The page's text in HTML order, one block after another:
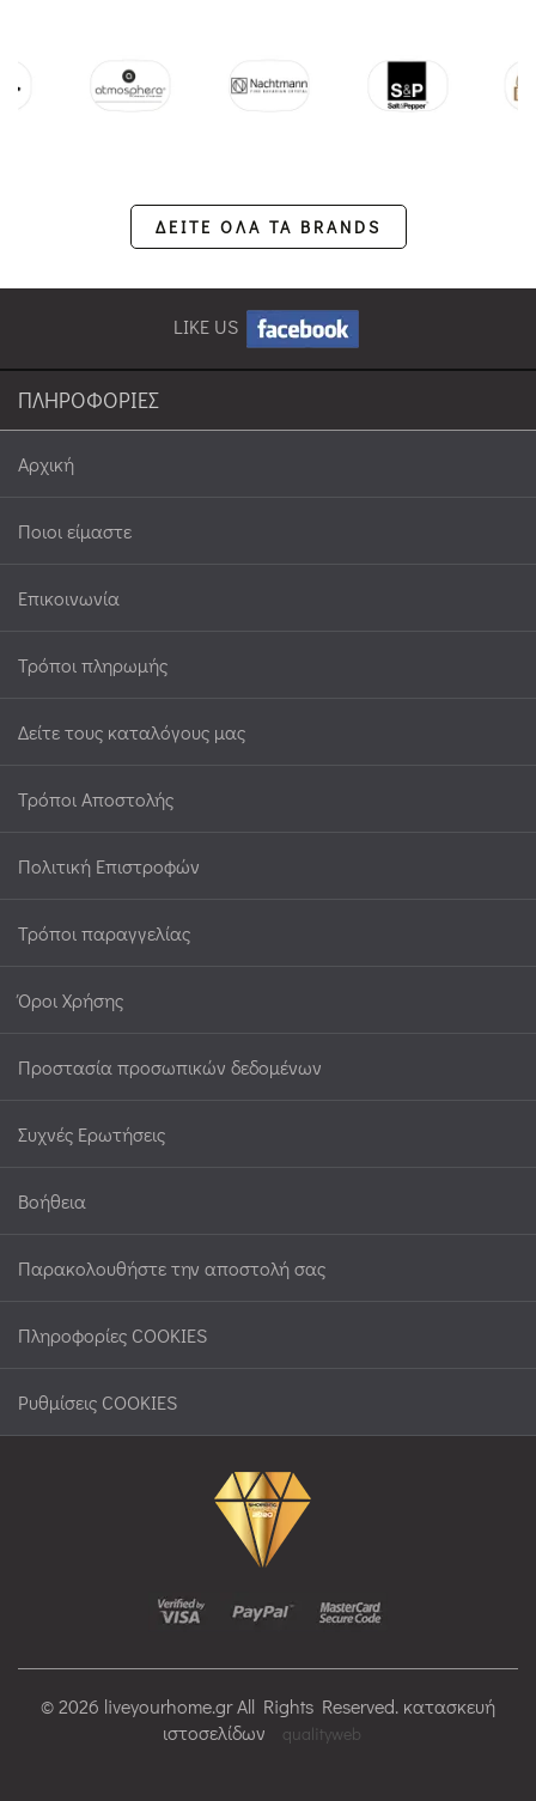
ΔΕΙΤΕ ΟΛΑ ΤΑ BRANDS
LIKE US
ΠΛΗΡΟΦΟΡΙΕΣ
Αρχική
Ποιοι είμαστε
Επικοινωνία
Τρόποι πληρωμής
Δείτε τους καταλόγους μας
Τρόποι Αποστολής
Πολιτική Επιστροφών
Τρόποι παραγγελίας
Όροι Χρήσης
Προστασία προσωπικών δεδομένων
Συχνές Ερωτήσεις
Βοήθεια
Παρακολουθήστε την αποστολή σας
Πληροφορίες COOKIES
Ρυθμίσεις COOKIES
© 2026 liveyourhome.gr All Rights Reserved. κατασκευή
ιστοσελίδων
qualityweb